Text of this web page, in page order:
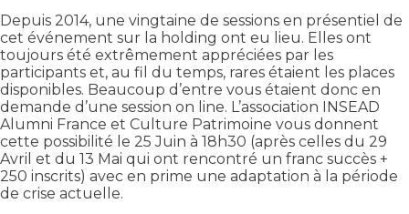
Depuis 2014, une vingtaine de sessions en présentiel de
cet événement sur la holding ont eu lieu. Elles ont
toujours été extrêmement appréciées par les
participants et, au fil du temps, rares étaient les places
disponibles. Beaucoup d’entre vous étaient donc en
demande d’une session on line. L’association INSEAD
Alumni France et Culture Patrimoine vous donnent
cette possibilité le 25 Juin à 18h30 (après celles du 29
Avril et du 13 Mai qui ont rencontré un franc succès +
250 inscrits) avec en prime une adaptation à la période
de crise actuelle.